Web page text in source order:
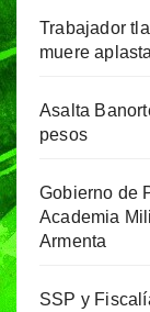
Trabajador
muere
Asalta
pesos
Gobierno de
Academia
Armenta
SSP y